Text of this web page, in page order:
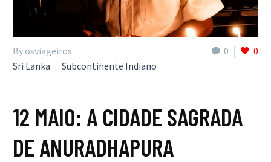
0 0
By osviageiros
Sri Lanka
Subcontinente Indiano
12 MAIO: A CIDADE SAGRADA
DE ANURADHAPURA